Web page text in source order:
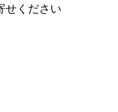
せください